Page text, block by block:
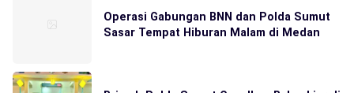
Operasi Gabungan BNN dan Polda Sumut
Sasar Tempat Hiburan Malam di Medan